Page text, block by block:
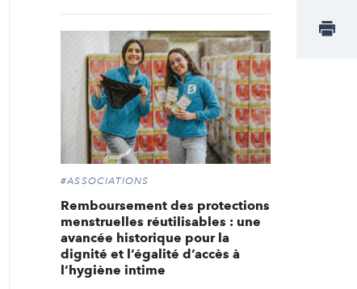
#ASSOCIATIONS
Remboursement des protections
menstruelles réutilisables : une
avancée historique pour la
dignité et l’égalité d’accès à
l’hygiène intime